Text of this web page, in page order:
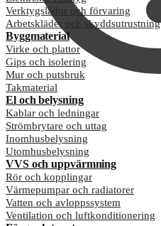
Verktygslådor och förvaring
Arbetskläder och skyddsutrustning
Byggmaterial
Virke och plattor
Gips och isolering
Mur och putsbruk
Takmaterial
El och belysning
Kablar och ledningar
Strömbrytare och uttag
Inomhusbelysning
Utomhusbelysning
VVS och uppvärmning
Rör och kopplingar
Värmepumpar och radiatorer
Vatten och avloppssystem
Ventilation och luftkonditionering